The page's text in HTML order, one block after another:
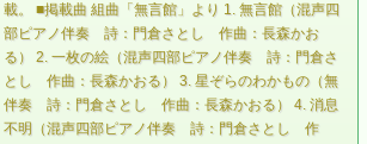
載。 ■掲載曲 組曲「無言館」より 1. 無言館（混声四
部ピアノ伴奏 詩：門倉さとし 作曲：長森かお
る） 2. 一枚の絵（混声四部ピアノ伴奏 詩：門倉さ
とし 作曲：長森かおる） 3. 星ぞらのわかもの（無
伴奏 詩：門倉さとし 作曲：長森かおる） 4. 消息
不明（混声四部ピアノ伴奏 詩：門倉さとし 作